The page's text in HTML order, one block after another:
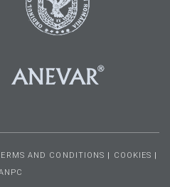
AND CONDITIONS | COOKIES |